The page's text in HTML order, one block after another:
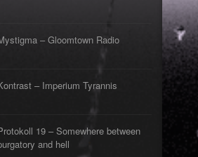
– Gloomtown Radio
– Imperium Tyrannis
19 – Somewhere between
and hell